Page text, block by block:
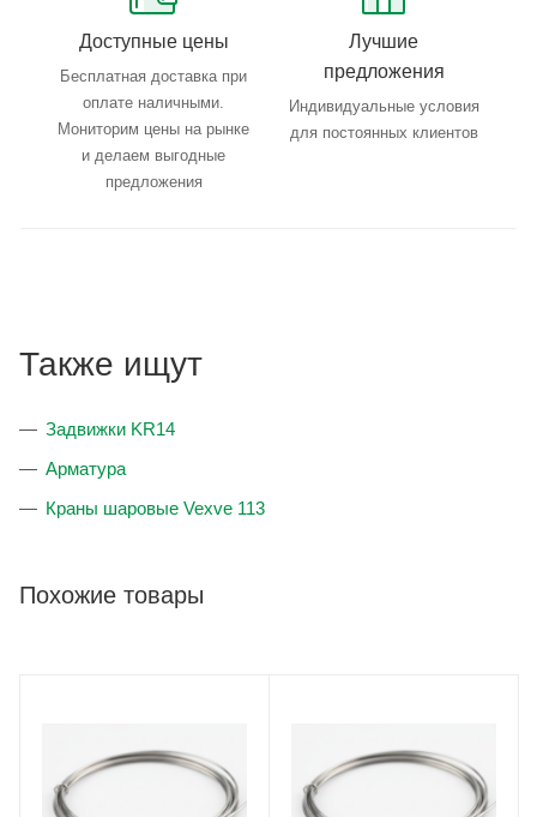
Доступные цены
Бесплатная доставка при
оплате наличными.
Мониторим цены на рынке
и делаем выгодные
предложения
Лучшие
предложения
Индивидуальные условия
для постоянных клиентов
Также ищут
Задвижки KR14
Арматура
Краны шаровые Vexve 113
Похожие товары